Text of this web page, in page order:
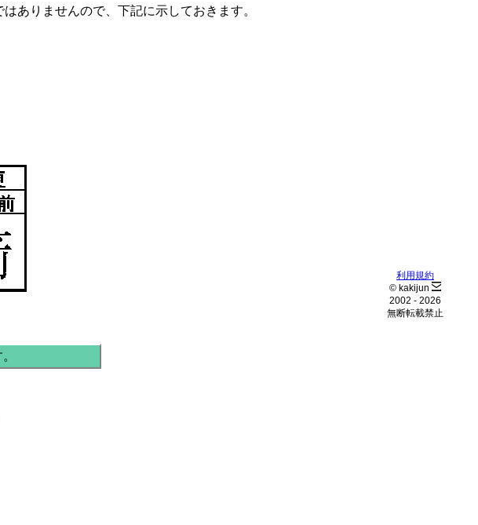
ありませんので、下記に示しておきます。
利用規約
© kakijun
2002 - 2026
無断転載禁止